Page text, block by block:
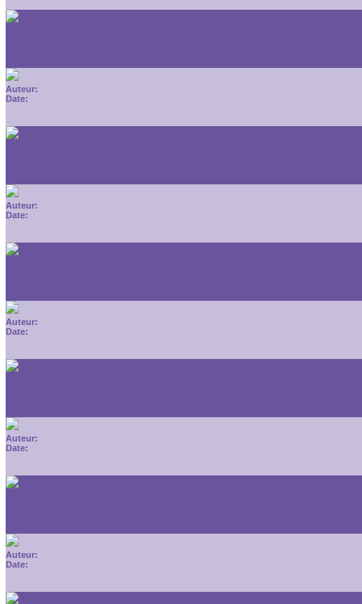
Auteur:
Date:
Auteur:
Date:
Auteur:
Date:
Auteur:
Date:
Auteur:
Date: